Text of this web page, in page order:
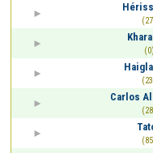
(0)
Carlos